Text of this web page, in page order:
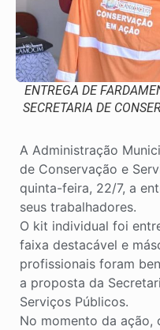
ENTREGA DE
SECRETARIA DE
A Administração
de Conservação e
quinta-feira, 22/7, a
seus trabalhadores.
O kit individual foi
faixa destacável e
profissionais foram
a proposta da
Serviços Públicos.
No momento da ação,